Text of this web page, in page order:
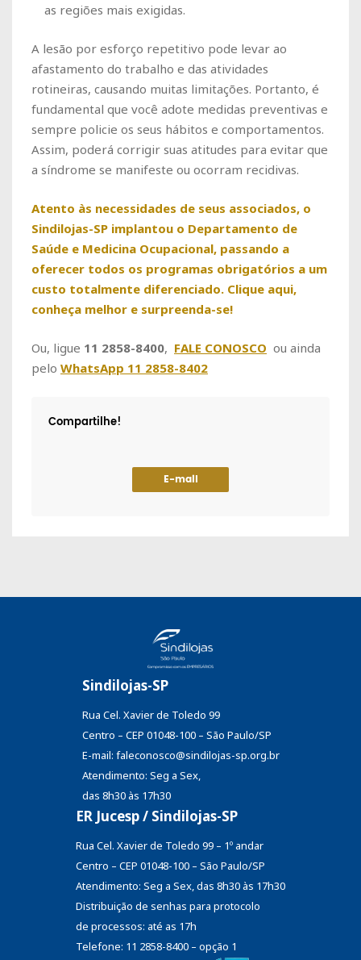
as regiões mais exigidas.
A lesão por esforço repetitivo pode levar ao
afastamento do trabalho e das atividades
rotineiras, causando muitas limitações. Portanto, é
fundamental que você adote medidas preventivas e
sempre policie os seus hábitos e comportamentos.
Assim, poderá corrigir suas atitudes para evitar que
a síndrome se manifeste ou ocorram recidivas.
Atento às necessidades de seus associados, o
Sindilojas-SP implantou o Departamento de
Saúde e Medicina Ocupacional, passando a
oferecer todos os programas obrigatórios a um
custo totalmente diferenciado. Clique aqui,
conheça melhor e surpreenda-se!
Ou, ligue 11 2858-8400, FALE CONOSCO ou ainda
pelo WhatsApp 11 2858-8402
Compartilhe!
E-mail
Sindilojas-SP
Rua Cel. Xavier de Toledo 99
Centro – CEP 01048-100 – São Paulo/SP
E-mail: faleconosco@sindilojas-sp.org.br
Atendimento: Seg a Sex,
das 8h30 às 17h30
ER Jucesp / Sindilojas-SP
Rua Cel. Xavier de Toledo 99 – 1º andar
Centro – CEP 01048-100 – São Paulo/SP
Atendimento: Seg a Sex, das 8h30 às 17h30
Distribuição de senhas para protocolo
de processos: até as 17h
Telefone: 11 2858-8400 – opção 1